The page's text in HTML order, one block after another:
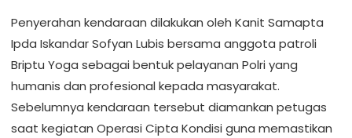
Penyerahan kendaraan dilakukan oleh Kanit Samapta
Ipda Iskandar Sofyan Lubis bersama anggota patroli
Briptu Yoga sebagai bentuk pelayanan Polri yang
humanis dan profesional kepada masyarakat.
Sebelumnya kendaraan tersebut diamankan petugas
saat kegiatan Operasi Cipta Kondisi guna memastikan